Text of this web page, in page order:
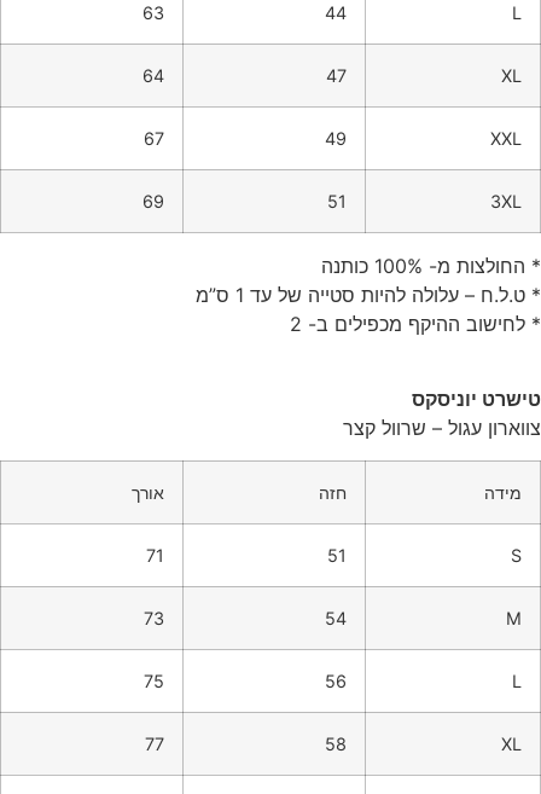
L
44
63
XL
47
64
XXL
49
67
3XL
51
69
* החולצות מ- 100% כותנה
* ט.ל.ח – עלולה להיות סטייה של עד 1 ס”מ
* לחישוב ההיקף מכפילים ב- 2
טישרט יוניסקס
צווארון עגול – שרוול קצר
מידה חזה אורך
S
51
71
M
54
73
L
56
75
XL
58
77